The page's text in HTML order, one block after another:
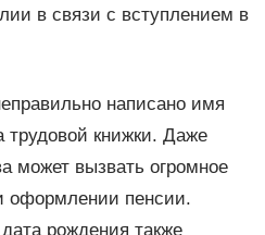
в связи с вступлением в
написано имя
трудовой книжки. Даже
может вызвать огромное
оформлении пенсии.
рождения также